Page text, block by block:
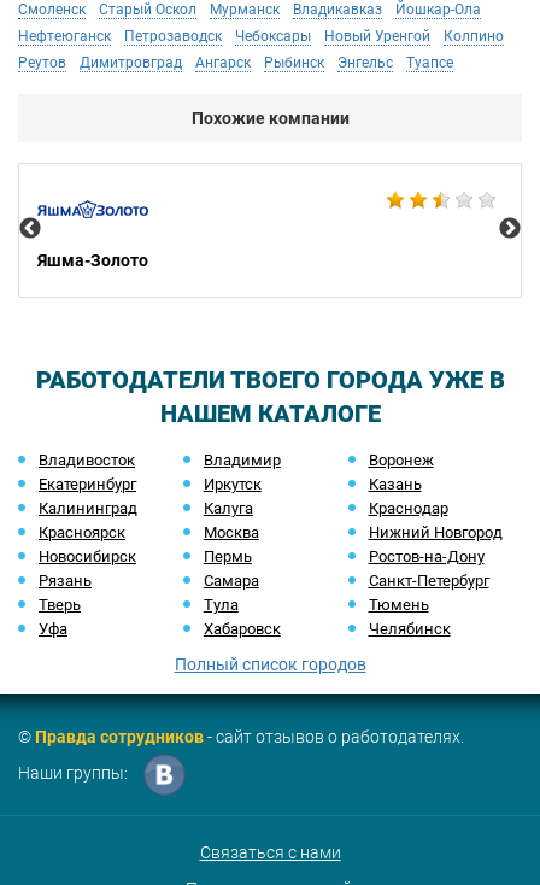
Смоленск
Старый Оскол Мурманск Владикавказ
Йошкар-Ола
Нефтеюганск
Петрозаводск Чебоксары Новый Уренгой
Колпино
Реутов
Димитровград Ангарск Рыбинск Энгельс Туапсе
Похожие компании
Яшма-Золото
РАБОТОДАТЕЛИ ТВОЕГО ГОРОДА УЖЕ В
НАШЕМ КАТАЛОГЕ
Владивосток Владимир
Воронеж
Екатеринбург
Иркутск
Казань
Калининград
Калуга
Краснодар
Красноярск
Москва
Нижний Новгород
Новосибирск
Пермь
Ростов-на-Дону
Рязань
Самара
Санкт-Петербург
Тверь
Тула
Тюмень
Уфа
Хабаровск Челябинск
Полный список городов
©Правда сотрудников- сайт отзывов о работодателях.
Наши группы:
Связаться с нами